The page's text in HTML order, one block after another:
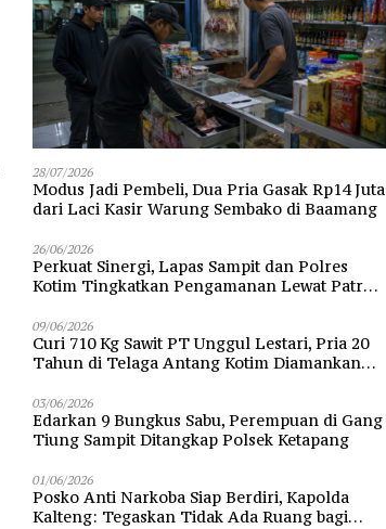
28/07/2026
Modus Jadi Pembeli, Dua Pria Gasak Rp14 Juta
dari Laci Kasir Warung Sembako di Baamang
26/06/2026
Perkuat Sinergi, Lapas Sampit dan Polres
Kotim Tingkatkan Pengamanan Lewat Patroli
09/06/2026
Curi 710 Kg Sawit PT Unggul Lestari, Pria 20
Tahun di Telaga Antang Kotim Diamankan
03/06/2026
Edarkan 9 Bungkus Sabu, Perempuan di Gang
Tiung Sampit Ditangkap Polsek Ketapang
01/06/2026
Posko Anti Narkoba Siap Berdiri, Kapolda
Kalteng: Tegaskan Tidak Ada Ruang bagi